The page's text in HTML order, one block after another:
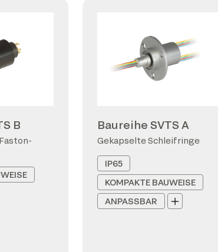
B Baureihe SVTS A
Gekapselte Schleifringe
IP65
KOMPAKTE BAUWEISE
ANPASSBAR